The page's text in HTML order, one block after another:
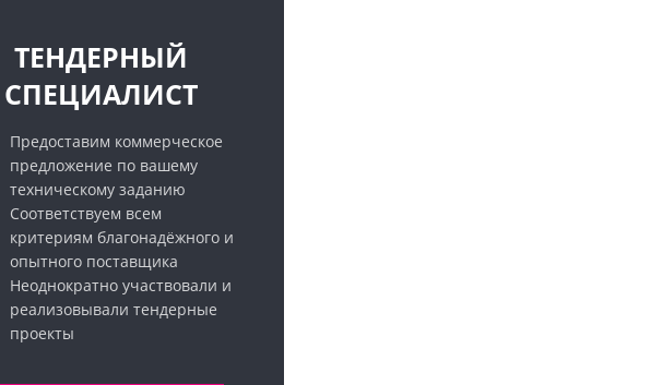
ТЕНДЕРНЫЙ
СПЕЦИАЛИСТ
Предоставим коммерческое
предложение по вашему
техническому заданию
Соответствуем всем
критериям благонадёжного и
опытного поставщика
Неоднократно участвовали и
реализовывали тендерные
проекты